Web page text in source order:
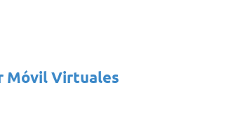
Móvil Virtuales